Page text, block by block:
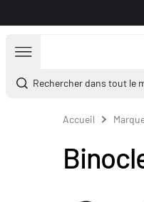
Rechercher dans tout le
Accueil